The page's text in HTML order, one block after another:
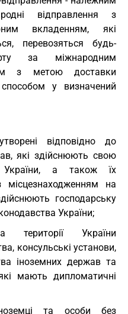
відправлення з
вкладенням, які
перевозяться будь-
за міжнародним
з метою доставки
у визначений
відповідно до
які здійснюють свою
а також їх
місцезнаходженням на
господарську
України;
України
консульські установи,
іноземних держав та
мають дипломатичні
та особи без